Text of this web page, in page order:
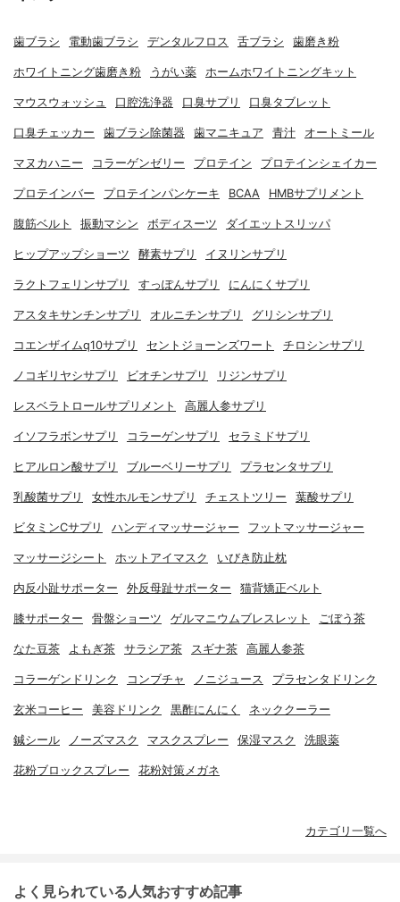
歯ブラシ 電動歯ブラシ デンタルフロス 舌ブラシ 歯磨き粉
ホワイトニング歯磨き粉 うがい薬 ホームホワイトニングキット
マウスウォッシュ 口腔洗浄器 口臭サプリ 口臭タブレット
口臭チェッカー 歯ブラシ除菌器 歯マニキュア 青汁 オートミール
マヌカハニー コラーゲンゼリー プロテイン プロテインシェイカー
プロテインバー プロテインパンケーキ BCAA HMBサプリメント
腹筋ベルト 振動マシン ボディスーツ ダイエットスリッパ
ヒップアップショーツ 酵素サプリ イヌリンサプリ
ラクトフェリンサプリ すっぽんサプリ にんにくサプリ
アスタキサンチンサプリ オルニチンサプリ グリシンサプリ
コエンザイムq10サプリ セントジョーンズワート チロシンサプリ
ノコギリヤシサプリ ビオチンサプリ リジンサプリ
レスベラトロールサプリメント 高麗人参サプリ
イソフラボンサプリ コラーゲンサプリ セラミドサプリ
ヒアルロン酸サプリ ブルーベリーサプリ プラセンタサプリ
乳酸菌サプリ 女性ホルモンサプリ チェストツリー 葉酸サプリ
ビタミンCサプリ ハンディマッサージャー フットマッサージャー
マッサージシート ホットアイマスク いびき防止枕
内反小趾サポーター 外反母趾サポーター 猫背矯正ベルト
膝サポーター 骨盤ショーツ ゲルマニウムブレスレット ごぼう茶
なた豆茶 よもぎ茶 サラシア茶 スギナ茶 高麗人参茶
コラーゲンドリンク コンブチャ ノニジュース プラセンタドリンク
玄米コーヒー 美容ドリンク 黒酢にんにく ネッククーラー
鍼シール ノーズマスク マスクスプレー 保湿マスク 洗眼薬
花粉ブロックスプレー 花粉対策メガネ
カテゴリ一覧へ
よく見られている人気おすすめ記事